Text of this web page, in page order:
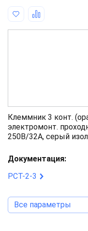
Клеммник 3 конт.
электромонт.
250В/32А, серый
Документация:
PCT-2-3
Все параметры